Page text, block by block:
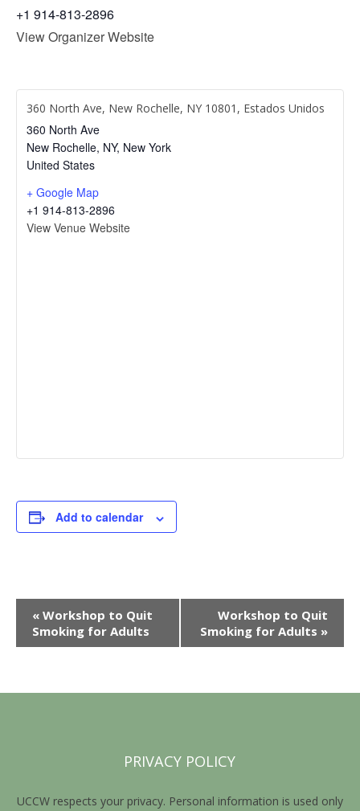
+1 914-813-2896
View Organizer Website
360 North Ave, New Rochelle, NY 10801, Estados Unidos
360 North Ave
New Rochelle, NY, New York
United States
+ Google Map
+1 914-813-2896
View Venue Website
Add to calendar
« Workshop to Quit
Smoking for Adults
Workshop to Quit
Smoking for Adults »
PRIVACY POLICY
UCCW respects your privacy. Personal information is used only